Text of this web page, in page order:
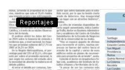
Reportajes